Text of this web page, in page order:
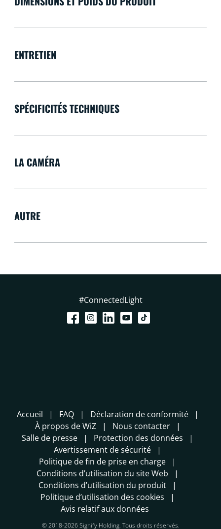
ENTRETIEN
SPÉCIFICITÉS TECHNIQUES
LA CAMÉRA
AUTRE
#ConnectedLight
Accueil FAQ
Déclaration de conformité
À propos de WiZ
Nous contacter
Salle de presse
Protection des données
Avertissement de sécurité
Politique de fin de prise en charge
Conditions d’utilisation du site Web
Conditions d’utilisation du produit
Politique d’utilisation des cookies
Avis relatif aux données
© 2018-2026 Signify Holding. Tous droits réservés.